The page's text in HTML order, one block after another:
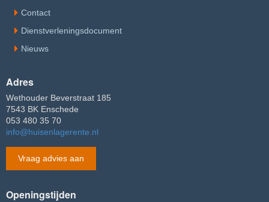
Contact
Dienstverleningsdocument
Nieuws
Adres
Wethouder Beverstraat 185
7543 BK Enschede
053 480 35 70
info@huisenlagerente.nl
Vraag advies aan
Openingstijden